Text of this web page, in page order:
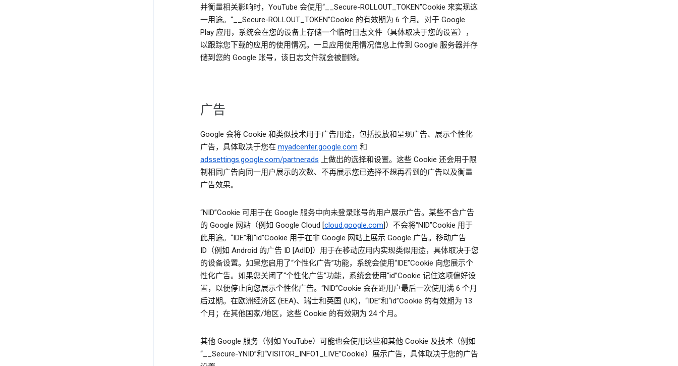
并衡量相关影响时，YouTube 会使用“__Secure-ROLLOUT_TOKEN”Cookie 来实现这
一用途。“__Secure-ROLLOUT_TOKEN”Cookie 的有效期为 6 个月。对于 Google
Play 应用，系统会在您的设备上存储一个临时日志文件（具体取决于您的设置），
以跟踪您下载的应用的使用情况。一旦应用使用情况信息上传到 Google 服务器并存
储到您的 Google 账号，该日志文件就会被删除。
广告
Google 会将 Cookie 和类似技术用于广告用途，包括投放和呈现广告、展示个性化
广告，具体取决于您在 myadcenter.google.com 和
adssettings.google.com/partnerads 上做出的选择和设置。这些 Cookie 还会用于限
制相同广告向同一用户展示的次数、不再展示您已选择不想再看到的广告以及衡量
广告效果。
“NID”Cookie 可用于在 Google 服务中向未登录账号的用户展示广告。某些不含广告
的 Google 网站（例如 Google Cloud [cloud.google.com]）不会将“NID”Cookie 用于
此用途。“IDE”和“id”Cookie 用于在非 Google 网站上展示 Google 广告。移动广告
ID（例如 Android 的广告 ID [AdID]）用于在移动应用内实现类似用途，具体取决于您
的设备设置。如果您启用了“个性化广告”功能，系统会使用“IDE”Cookie 向您展示个
性化广告。如果您关闭了“个性化广告”功能，系统会使用“id”Cookie 记住这项偏好设
置，以便停止向您展示个性化广告。“NID”Cookie 会在距用户最后一次使用满 6 个月
后过期。在欧洲经济区 (EEA)、瑞士和英国 (UK)，“IDE”和“id”Cookie 的有效期为 13
个月；在其他国家/地区，这些 Cookie 的有效期为 24 个月。
其他 Google 服务（例如 YouTube）可能也会使用这些和其他 Cookie 及技术（例如
“__Secure-YNID”和“VISITOR_INFO1_LIVE”Cookie）展示广告，具体取决于您的广告